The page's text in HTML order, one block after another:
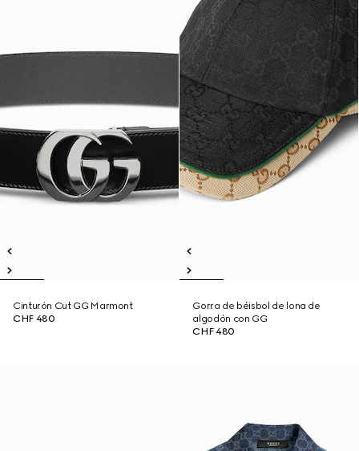
Cinturón Cut GG Marmont
CHF 480
Gorra de béisbol de lona de
algodón con GG
CHF 480